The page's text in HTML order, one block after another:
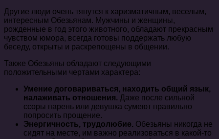
Другие люди очень тянутся к харизматичным, веселым,
интересным Обезьянам. Мужчины и женщины,
рожденные в год этого животного, обладают прекрасным
чувством юмора, всегда готовы поддержать любую
беседу, открыты и раскрепощены в общении.
Также Обезьяны обладают следующими
положительными чертами характера:
Умение договариваться, находить общий язык,
налаживать отношения. Даже после сильной
ссоры парень или девушка сумеют правильно
попросить прощение.
Энергичность, трудолюбие. Обезьяны никогда не
сидят на месте, им важно реализоваться в какой-то